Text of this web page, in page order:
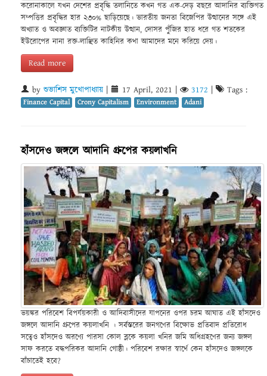
করোনাকালে যখন দেশের প্রবৃদ্ধি তলানিতে কখন গত এক-দেড় বছরে আদানির ব্যক্তিগত
সম্পত্তির প্রবৃদ্ধির হার ২৩০% ছাড়িয়েছে। ভারতীয় জনতা বিজেপির উত্থানের সঙ্গে এই
অখ্যাত ও অবজ্ঞাত ব্যক্তিটির নাটকীয় উত্থান, দোসর পুঁজির হাত ধরে গত শতকের
ইউরোপের নানা রক্ত-লাঞ্ছিত কাহিনির কথা আমাদের মনে করিয়ে দেয়।
Read more
by শুভাশিস মুখোপাধ্যায় 17 April, 2021 3172 Tags :
Finance Capital Crony Capitalism Environment Adani
হাঁসদেও জঙ্গলে আদানি গ্রুপের কয়লাখনি
ভয়ঙ্কর পরিবেশ বিপর্যয়কারী ও আদিবাসীদের যাপনের ওপর চরম আঘাত এই হাঁসদেও
জঙ্গলে আদানি গ্রুপের কয়লাখনি । সর্বস্তরের জনগণের বিক্ষোভ প্রতিবাদ প্রতিরোধ
সত্বেও হাঁসদেও অরণ্যে পারসা কোল ব্লকে কয়লা খনির জমি অধিগ্রহণের জন্য জঙ্গল
সাফ করতে বদ্ধপরিকর আদানি গোষ্ঠী। পরিবেশ রক্ষার স্বার্থে কেন হাঁসদেও জঙ্গলকে
বাঁচাতেই হবে?